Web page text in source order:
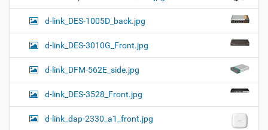
d-link_DES-1005D_back.jpg
d-link_DES-3010G_Front.jpg
d-link_DFM-562E_side.jpg
d-link_DES-3528_Front.jpg
d-link_dap-2330_a1_front.jpg